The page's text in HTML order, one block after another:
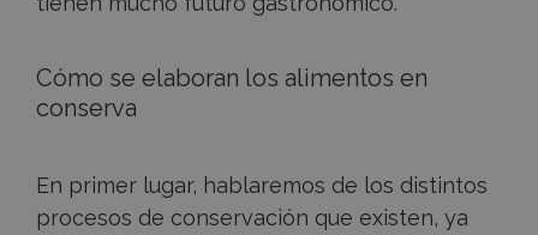
Cómo se elaboran los alimentos en
conserva
En primer lugar, hablaremos de los distintos
procesos de conservación que existen, ya